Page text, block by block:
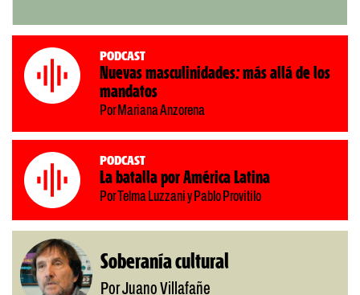
Podcast
Nuevas masculinidades: más allá de los
mandatos
Por Mariana Anzorena
Podcast
La batalla por América Latina
Por Telma Luzzani y Pablo Provitilo
Soberanía cultural
Por Juano Villafañe